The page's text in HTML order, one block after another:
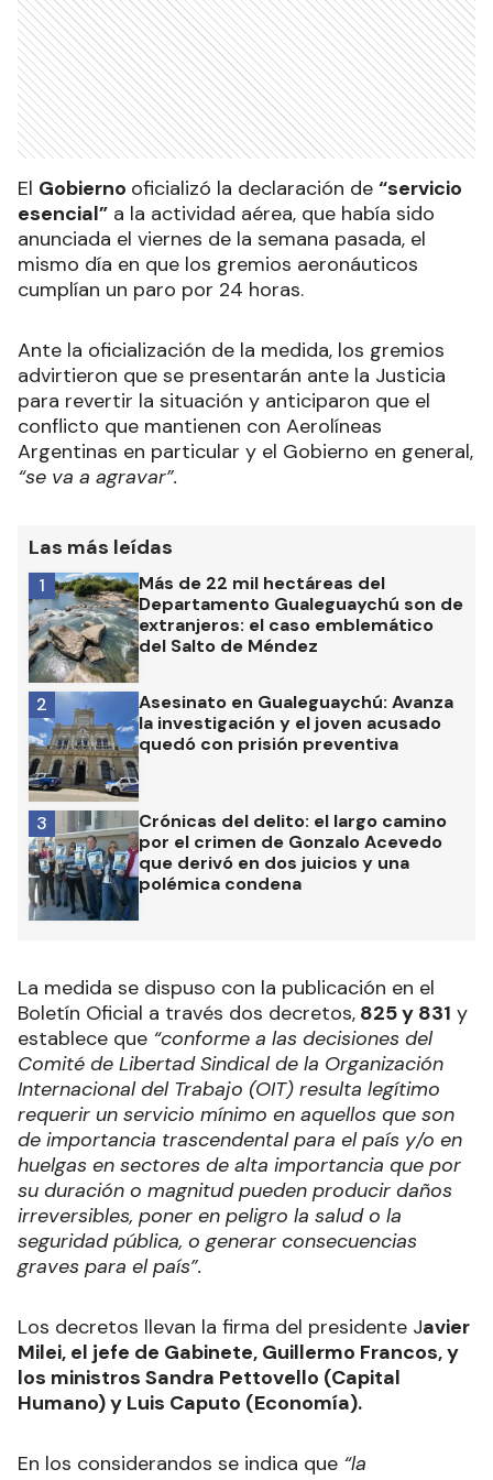
Lo hizo mediante la publicación en el Boletín
Oficial de la norma anunciada el viernes último.
ElGobiernooficializó la declaración de
mismo día en que los gremios aeronáuticos
cumplían un paro por 24 horas.
Ante la oficialización de la medida, los gremios
advirtieron que se presentarán ante la Justicia
para revertir la situación y anticiparon que el
conflicto que mantienen con Aerolíneas
Argentinas en particular y el Gobierno en general,
“se va a agravar”.
Las más leídas
Más de 22 mil hectáreas del
Departamento Gualeguaychú son de
1
Asesinato en Gualeguaychú: Avanza
la investigación y el joven acusado
quedó con prisión preventiva
2
Crónicas del delito: el largo camino
por el crimen de Gonzalo Acevedo
que derivó en dos juicios y una
polémica condena
3
La medida se dispuso con la publicación en el
establece que“conforme a las decisiones del
Comité de Libertad Sindical de la Organización
Internacional del Trabajo (OIT) resulta legítimo
requerir un servicio mínimo en aquellos que son
huelgas en sectores de alta importancia que por